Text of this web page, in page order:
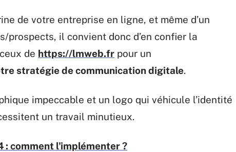
de votre entreprise en ligne, et même d’un
prospects, il convient donc d’en confier la
de https://lmweb.fr pour un
stratégie de communication digitale.
impeccable et un logo qui véhicule l’identité
un travail minutieux.
: comment l'implémenter ?